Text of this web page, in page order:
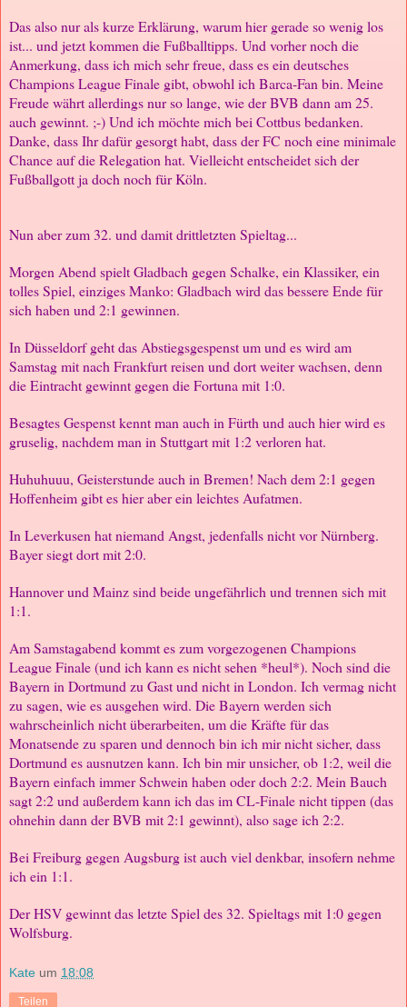
Das also nur als kurze Erklärung, warum hier gerade so wenig los
ist... und jetzt kommen die Fußballtipps. Und vorher noch die
Anmerkung, dass ich mich sehr freue, dass es ein deutsches
Champions League Finale gibt, obwohl ich Barca-Fan bin. Meine
Freude währt allerdings nur so lange, wie der BVB dann am 25.
auch gewinnt. ;-) Und ich möchte mich bei Cottbus bedanken.
Danke, dass Ihr dafür gesorgt habt, dass der FC noch eine minimale
Chance auf die Relegation hat. Vielleicht entscheidet sich der
Fußballgott ja doch noch für Köln.
Nun aber zum 32. und damit drittletzten Spieltag...
Morgen Abend spielt Gladbach gegen Schalke, ein Klassiker, ein
tolles Spiel, einziges Manko: Gladbach wird das bessere Ende für
sich haben und 2:1 gewinnen.
In Düsseldorf geht das Abstiegsgespenst um und es wird am
Samstag mit nach Frankfurt reisen und dort weiter wachsen, denn
die Eintracht gewinnt gegen die Fortuna mit 1:0.
Besagtes Gespenst kennt man auch in Fürth und auch hier wird es
gruselig, nachdem man in Stuttgart mit 1:2 verloren hat.
Huhuhuuu, Geisterstunde auch in Bremen! Nach dem 2:1 gegen
Hoffenheim gibt es hier aber ein leichtes Aufatmen.
In Leverkusen hat niemand Angst, jedenfalls nicht vor Nürnberg.
Bayer siegt dort mit 2:0.
Hannover und Mainz sind beide ungefährlich und trennen sich mit
1:1.
Am Samstagabend kommt es zum vorgezogenen Champions
League Finale (und ich kann es nicht sehen *heul*). Noch sind die
Bayern in Dortmund zu Gast und nicht in London. Ich vermag nicht
zu sagen, wie es ausgehen wird. Die Bayern werden sich
wahrscheinlich nicht überarbeiten, um die Kräfte für das
Monatsende zu sparen und dennoch bin ich mir nicht sicher, dass
Dortmund es ausnutzen kann. Ich bin mir unsicher, ob 1:2, weil die
Bayern einfach immer Schwein haben oder doch 2:2. Mein Bauch
sagt 2:2 und außerdem kann ich das im CL-Finale nicht tippen (das
ohnehin dann der BVB mit 2:1 gewinnt), also sage ich 2:2.
Bei Freiburg gegen Augsburg ist auch viel denkbar, insofern nehme
ich ein 1:1.
Der HSV gewinnt das letzte Spiel des 32. Spieltags mit 1:0 gegen
Wolfsburg.
Kate um 18:08
Teilen